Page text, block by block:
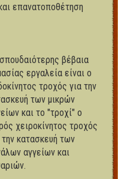
επανατοποθέτηση
βέβαια
εργαλεία είναι ο
τροχός για την
των μικρών
και το "τροχί" ο
χειροκίνητος τροχός
την κατασκευή των
αγγείων και